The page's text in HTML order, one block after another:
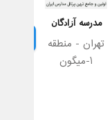
مدرسه ﺁﺯﺍﺩﮔﺎﻥ
تهران - منطقه
1-میگون